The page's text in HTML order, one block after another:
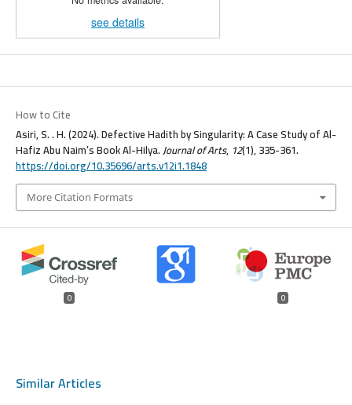
see details
How to Cite
Asiri, S. . H. (2024). Defective Hadith by Singularity: A Case Study of Al-
Hafiz Abu Naim’s Book Al-Hilya.Journal of Arts, 12(1), 335-361.
https://doi.org/10.35696/arts.v12i1.1848
More Citation Formats
0 0
Similar Articles